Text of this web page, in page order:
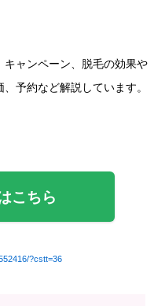
ャンペーン、脱毛の効果や
予約など解説しています。
こちら
?cstt=36